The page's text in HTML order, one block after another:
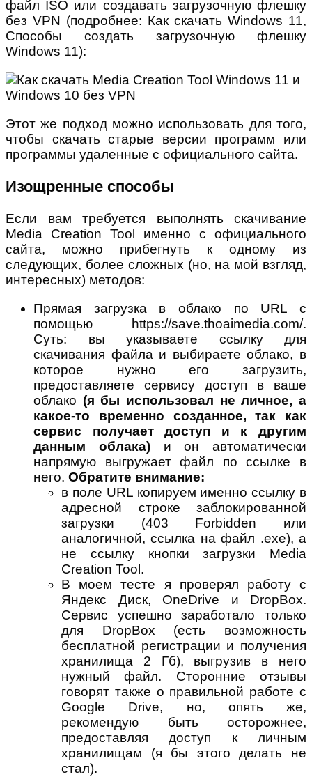
файл ISO или создавать загрузочную флешку
без VPN (подробнее: Как скачать Windows 11,
Способы создать загрузочную флешку
Windows 11):
Этот же подход можно использовать для того,
чтобы скачать старые версии программ или
программы удаленные с официального сайта.
Изощренные способы
Если вам требуется выполнять скачивание
Media Creation Tool именно с официального
сайта, можно прибегнуть к одному из
следующих, более сложных (но, на мой взгляд,
интересных) методов:
Прямая загрузка в облако по URL с
помощью https://save.thoaimedia.com/.
Суть: вы указываете ссылку для
скачивания файла и выбираете облако, в
которое нужно его загрузить,
предоставляете сервису доступ в ваше
облако (я бы использовал не личное, а
какое-то временно созданное, так как
сервис получает доступ и к другим
данным облака) и он автоматически
напрямую выгружает файл по ссылке в
него. Обратите внимание:
в поле URL копируем именно ссылку в
адресной строке заблокированной
загрузки (403 Forbidden или
аналогичной, ссылка на файл .exe), а
не ссылку кнопки загрузки Media
Creation Tool.
В моем тесте я проверял работу с
Яндекс Диск, OneDrive и DropBox.
Сервис успешно заработало только
для DropBox (есть возможность
бесплатной регистрации и получения
хранилища 2 Гб), выгрузив в него
нужный файл. Сторонние отзывы
говорят также о правильной работе с
Google Drive, но, опять же,
рекомендую быть осторожнее,
предоставляя доступ к личным
хранилищам (я бы этого делать не
стал).